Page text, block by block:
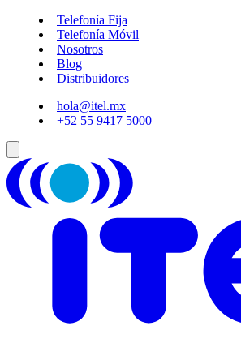
Telefonía Fija
Telefonía Móvil
Nosotros
Blog
Distribuidores
hola@itel.mx
+52 55 9417 5000